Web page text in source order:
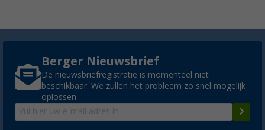
Berger Nieuwsbrief
De nieuwsbriefregistratie is momenteel niet
beschikbaar. We zullen het probleem zo snel mogelijk
oplossen.